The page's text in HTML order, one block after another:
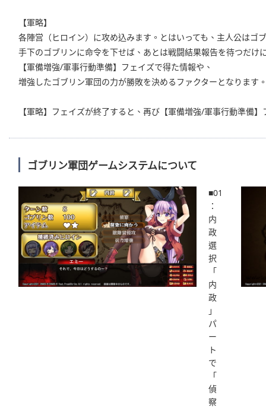
【軍略】
各陣営（ヒロイン）に攻め込みます。とはいっても、主人公はゴ
手下のゴブリンに命令を下せば、あとは戦闘結果報告を待つだけ
【軍備増強/軍事行動準備】フェイズで得た情報や、
増強したゴブリン軍団の力が勝敗を決めるファクターとなります
【軍略】フェイズが終了すると、再び【軍備増強/軍事行動準備
ゴブリン軍団ゲームシステムについて
■01
：
内
政
選
択
「
内
政
」
パ
ー
ト
で
「
偵
察